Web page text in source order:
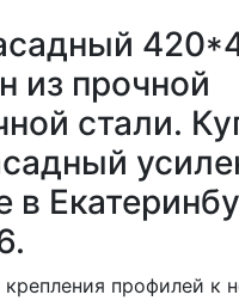
из прочной
стали.
профилей к